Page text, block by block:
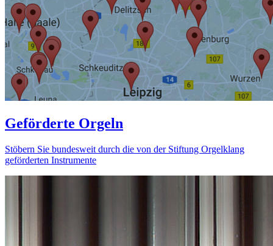
Geförderte Orgeln
Stöbern Sie bundesweit durch die von der Stiftung Orgelklang
geförderten Instrumente